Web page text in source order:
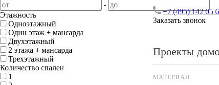
+7 (495) 142 05
Заказать звонок
Проекты
МАТЕРИАЛ
-
Этажность
Одноэтажный
Один этаж + мансарда
Двухэтажный
2 этажа + мансарда
Трехэтажный
Количество спален
1